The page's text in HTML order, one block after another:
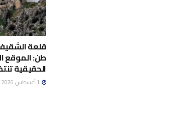
طن: الموقع
الحقيقية